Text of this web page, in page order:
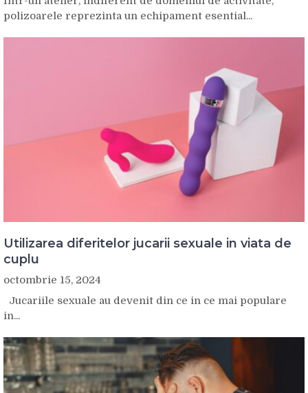
polizoarele reprezinta un echipament esential...
Utilizarea diferitelor jucarii sexuale in viata de
cuplu
octombrie 15, 2024
Jucariile sexuale au devenit din ce in ce mai populare
in...